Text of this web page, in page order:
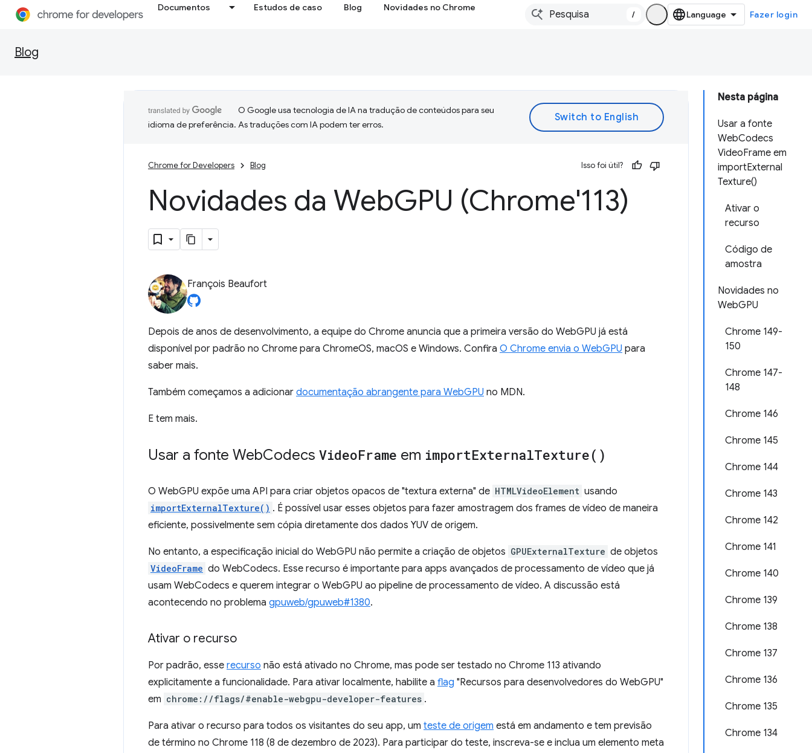
Documentos Estudos de caso Blog Novidades no Chrome
/ Fazer login
Blog
Nesta página
Usar a fonte
WebCodecs
VideoFrame em
importExternal
Texture()
Ativar o
recurso
Código de
amostra
Novidades no
WebGPU
Chrome 149-
150
Chrome 147-
148
Chrome 146
Chrome 145
Chrome 144
Chrome 143
Chrome 142
Chrome 141
Chrome 140
Chrome 139
Chrome 138
Chrome 137
Chrome 136
Chrome 135
Chrome 134
O Google usa tecnologia de IA na tradução de conteúdos para seu
idioma de preferência. As traduções com IA podem ter erros.
Chrome for Developers Blog Isso foi útil?
Novidades da WebGPU (Chrome'113)
François Beaufort
Depois de anos de desenvolvimento, a equipe do Chrome anuncia que a primeira versão do WebGPU já está
disponível por padrão no Chrome para ChromeOS, macOS e Windows. Confira O Chrome envia o WebGPU para
saber mais.
Também começamos a adicionar documentação abrangente para WebGPU no MDN.
E tem mais.
Usar a fonte WebCodecs VideoFrame em importExternalTexture( )
O WebGPU expõe uma API para criar objetos opacos de "textura externa" de HTMLVideoElement usando
importExternalTexture() . É possível usar esses objetos para fazer amostragem dos frames de vídeo de maneira
eficiente, possivelmente sem cópia diretamente dos dados YUV de origem.
No entanto, a especificação inicial do WebGPU não permite a criação de objetos GPUExternalTexture de objetos
VideoFrame do WebCodecs. Esse recurso é importante para apps avançados de processamento de vídeo que já
usam WebCodecs e querem integrar o WebGPU ao pipeline de processamento de vídeo. A discussão está
acontecendo no problema gpuweb/gpuweb#1380.
Ativar o recurso
Por padrão, esse recurso não está ativado no Chrome, mas pode ser testado no Chrome 113 ativando
explicitamente a funcionalidade. Para ativar localmente, habilite a flag "Recursos para desenvolvedores do WebGPU"
em chrome://flags/#enable-webgpu-developer-features .
Para ativar o recurso para todos os visitantes do seu app, um teste de origem está em andamento e tem previsão
de término no Chrome 118 (8 de dezembro de 2023). Para participar do teste, inscreva-se e inclua um elemento meta